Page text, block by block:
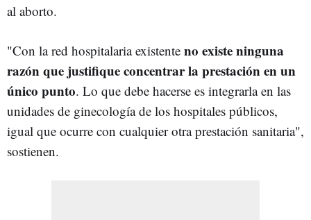
al aborto.
"Con la red hospitalaria existente no existe ninguna
razón que justifique concentrar la prestación en un
único punto. Lo que debe hacerse es integrarla en las
unidades de ginecología de los hospitales públicos,
igual que ocurre con cualquier otra prestación sanitaria",
sostienen.